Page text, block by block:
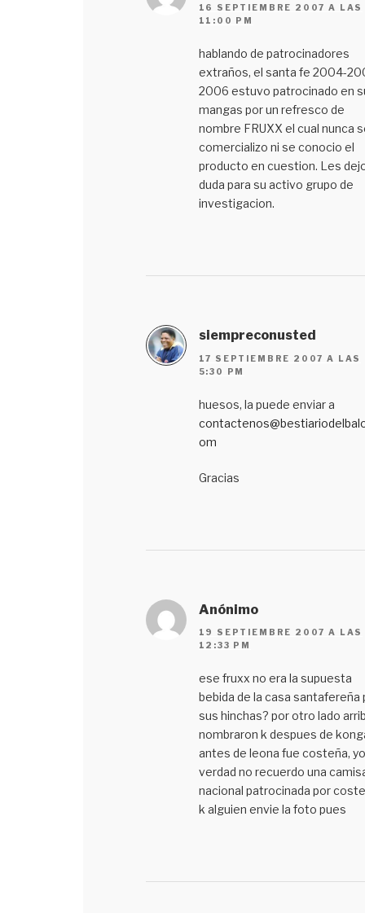
16 SEPTIEMBRE 2007 A LAS
11:00 PM
hablando de patrocinadores
extraños, el santa fe 2004-
2006 estuvo patrocinado en
mangas por un refresco de
nombre FRUXX el cual nunca
comercializo ni se conocio el
producto en cuestion. Les
duda para su activo grupo de
investigacion.
siempreconusted
17 SEPTIEMBRE 2007 A LAS
5:30 PM
huesos, la puede enviar a
om
Gracias
Anónimo
19 SEPTIEMBRE 2007 A LAS
12:33 PM
ese fruxx no era la supuesta
bebida de la casa santafereña
sus hinchas? por otro lado
nombraron k despues de
antes de leona fue costeña,
verdad no recuerdo una
nacional patrocinada por
k alguien envie la foto pues